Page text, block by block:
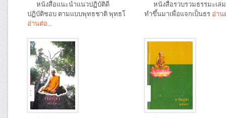
หนังสือแนะนำแนวปฏิบัติดี
ปฏิบัติชอบ ตามแบบพุทธชาติ พุทธโ
อ่านต่อ...
หนังสือรวบรวมธรรมะเล่
ทำขึ้นมาเพื่อแจกเป็นธร อ่าน